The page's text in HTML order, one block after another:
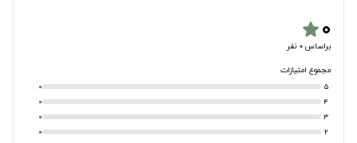
۰star
براساس 0 نفر
مجموع امتیازات
5
0
4
0
3
0
2
0